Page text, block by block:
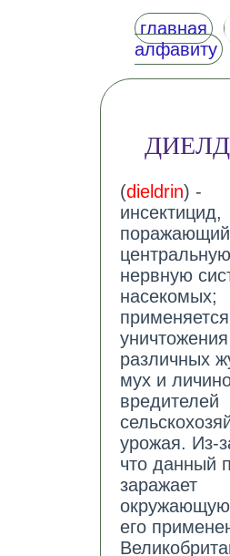
главная
алфавиту
(dieldrin) -
инсектицид,
поражающий
центральную
нервную
насекомых;
уничтожения
различных
мух и
вредителей
урожая. Из-
что данный
заражает
окружающую
его